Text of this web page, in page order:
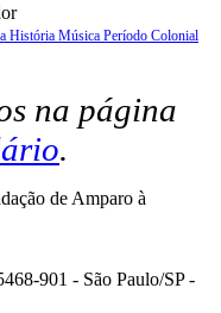
História Música Período Colonial
na página
.
de Amparo à
901 - São Paulo/SP -